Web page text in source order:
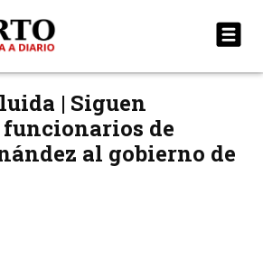
| Siguen
funcionarios de
al gobierno de